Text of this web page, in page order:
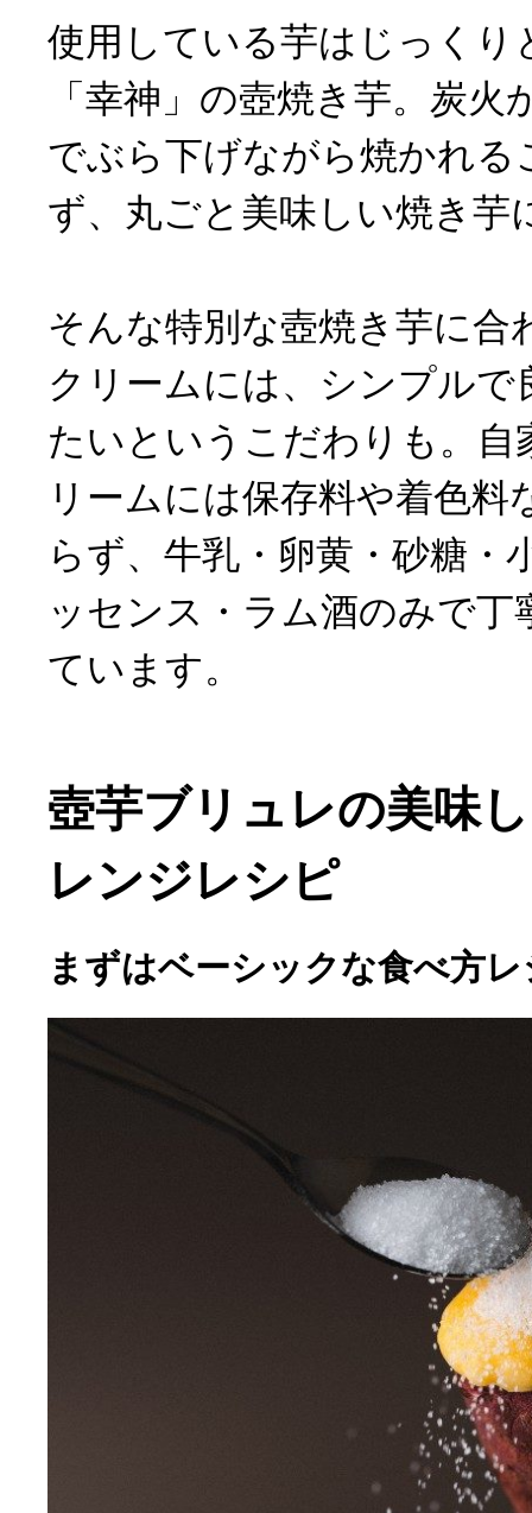
使用している芋はじっくり
「幸神」の壺焼き芋。炭
でぶら下げながら焼かれる
ず、丸ごと美味しい焼き芋
そんな特別な壺焼き芋に合
クリームには、シンプルで
たいというこだわりも。自
リームには保存料や着色料
らず、牛乳・卵黄・砂糖・
ッセンス・ラム酒のみで丁
ています。
壺芋ブリュレの美味
レンジレシピ
まずはベーシックな食べ方